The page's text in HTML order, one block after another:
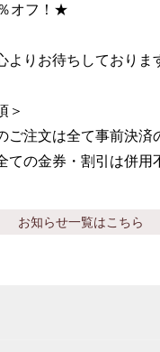
オフ！★
よりお待ちしておりま
＞
注文は全て事前決済
ての金券・割引は併用
お知らせ一覧はこちら